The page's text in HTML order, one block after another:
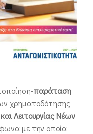
παράταση
χρηματοδότησης
Λειτουργίας Νέων
με την οποία